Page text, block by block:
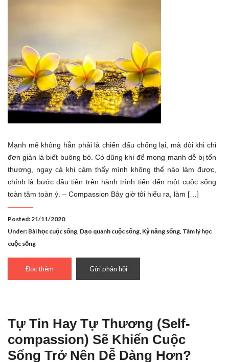
Mạnh mẽ không hẳn phải là chiến đấu chống lại, mà đôi khi chỉ
đơn giản là biết buông bỏ. Có dũng khí để mong manh dễ bị tổn
thương, ngay cả khi cảm thấy mình không thể nào làm được,
chính là bước đầu tiên trên hành trình tiến đến một cuộc sống
toàn tâm toàn ý. – Compassion Bây giờ tôi hiểu ra, làm […]
Posted: 21/11/2020
Under: Bài học cuộc sống, Dạo quanh cuộc sống, Kỹ năng sống, Tâm lý học
cuộc sống
Đọc thêm Gửi phản hồi
Tự Tin Hay Tự Thương (Self-
compassion) Sẽ Khiến Cuộc
Sống Trở Nên Dễ Dàng Hơn?